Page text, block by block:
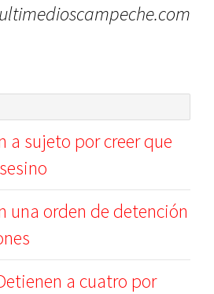
a sujeto por creer que
una orden de detención
a cuatro por